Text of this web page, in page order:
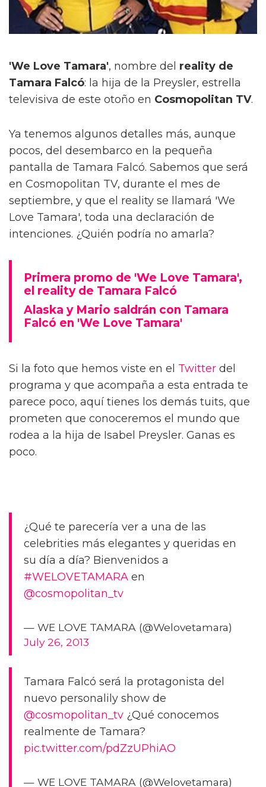
'We Love Tamara', nombre del reality de
Tamara Falcó: la hija de la Preysler, estrella
televisiva de este otoño en Cosmopolitan TV.
Ya tenemos algunos detalles más, aunque
pocos, del desembarco en la pequeña
pantalla de Tamara Falcó. Sabemos que será
en Cosmopolitan TV, durante el mes de
septiembre, y que el reality se llamará 'We
Love Tamara', toda una declaración de
intenciones. ¿Quién podría no amarla?
Primera promo de 'We Love Tamara',
el reality de Tamara Falcó
Alaska y Mario saldrán con Tamara
Falcó en 'We Love Tamara'
Si la foto que hemos viste en el Twitter del
programa y que acompaña a esta entrada te
parece poco, aquí tienes los demás tuits, que
prometen que conoceremos el mundo que
rodea a la hija de Isabel Preysler. Ganas es
poco.
¿Qué te parecería ver a una de las
celebrities más elegantes y queridas en
su día a día? Bienvenidos a
#WELOVETAMARA en
@cosmopolitan_tv
— WE LOVE TAMARA (@Welovetamara)
July 26, 2013
Tamara Falcó será la protagonista del
nuevo personalily show de
@cosmopolitan_tv ¿Qué conocemos
realmente de Tamara?
pic.twitter.com/pdZzUPhiAO
— WE LOVE TAMARA (@Welovetamara)